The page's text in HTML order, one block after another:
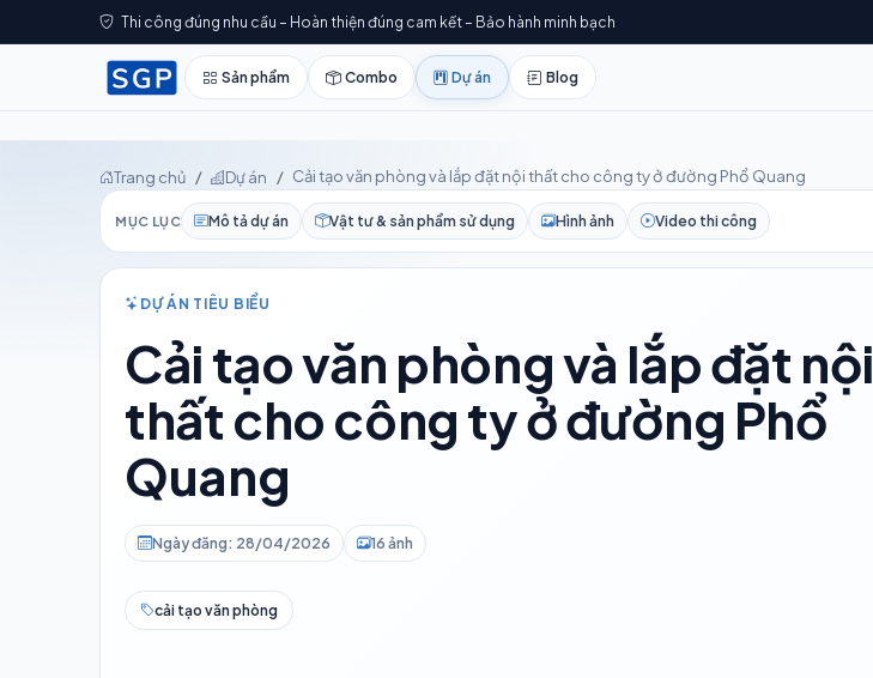
Thi công đúng nhu cầu – Hoàn thiện đúng cam kết – Bảo hành minh bạch
Sản phẩm Combo Dự án Blog
Trang chủ Dự án Cải tạo văn phòng và lắp đặt nội thất cho công ty ở đường Phổ Quang
MỤC LỤC Mô tả dự án Vật tư & sản phẩm sử dụng Hình ảnh Video thi công
DỰ ÁN TIÊU BIỂU
Cải tạo văn phòng và lắp đặt nội
thất cho công ty ở đường Phổ
Quang
Ngày đăng: 28/04/2026 16 ảnh
cải tạo văn phòng